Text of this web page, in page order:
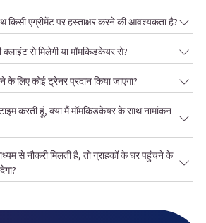
एग्रीमेंट पर हस्ताक्षर करने की आवश्यकता है?
से मिलेगी या मॉमकिडकेयर से?
लिए कोई ट्रेनर प्रदान किया जाएगा?
करती हूं, क्या मैं मॉमकिडकेयर के साथ नामांकन
से नौकरी मिलती है, तो ग्राहकों के घर पहुंचने के